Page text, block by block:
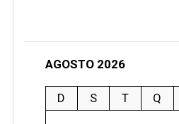
AGOSTO 2026
D S T Q